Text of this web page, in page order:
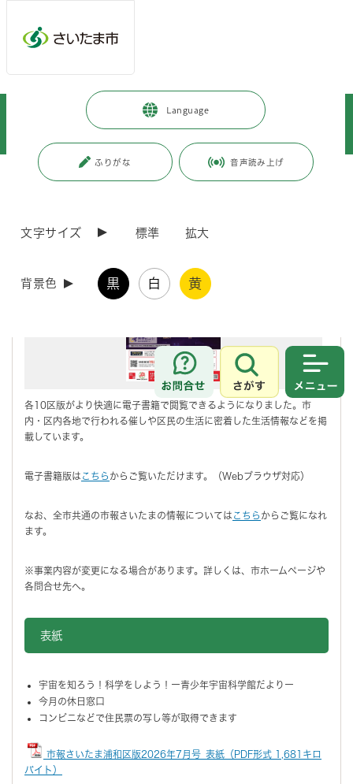
Language
ふりがな 音声読み上げ
文字サイズ 標準 拡大
背景色 黒 白 黄
お問合せ
さがす
浦和区 区政情報 > 区政について（区の活動）
市報さいたま（浦和区版）
>
更新日付：2026年6月27日 / ページ番号：C131174
各10区版がより快適に電子書籍で閲覧できるようになりました。市
内・区内各地で行われる催しや区民の生活に密着した生活情報などを掲
載しています。
電子書籍版は こちら からご覧いただけます。（Webブラウザ対応）
なお、全市共通の市報さいたまの情報については こちら からご覧になれ
ます。
※事業内容が変更になる場合があります。詳しくは、市ホームページや
各問合せ先へ。
表紙
宇宙を知ろう！科学をしよう！ー青少年宇宙科学館だよりー
今月の休日窓口
コンビニなどで住民票の写し等が取得できます
市報さいたま浦和区版2026年7月号_表紙（PDF形式 1,681キロ
バイト）